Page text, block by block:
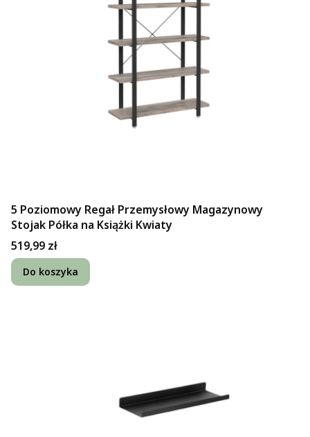
5 Poziomowy Regał Przemysłowy Magazynowy
Stojak Półka na Książki Kwiaty
Cena
519,99 zł
Do koszyka